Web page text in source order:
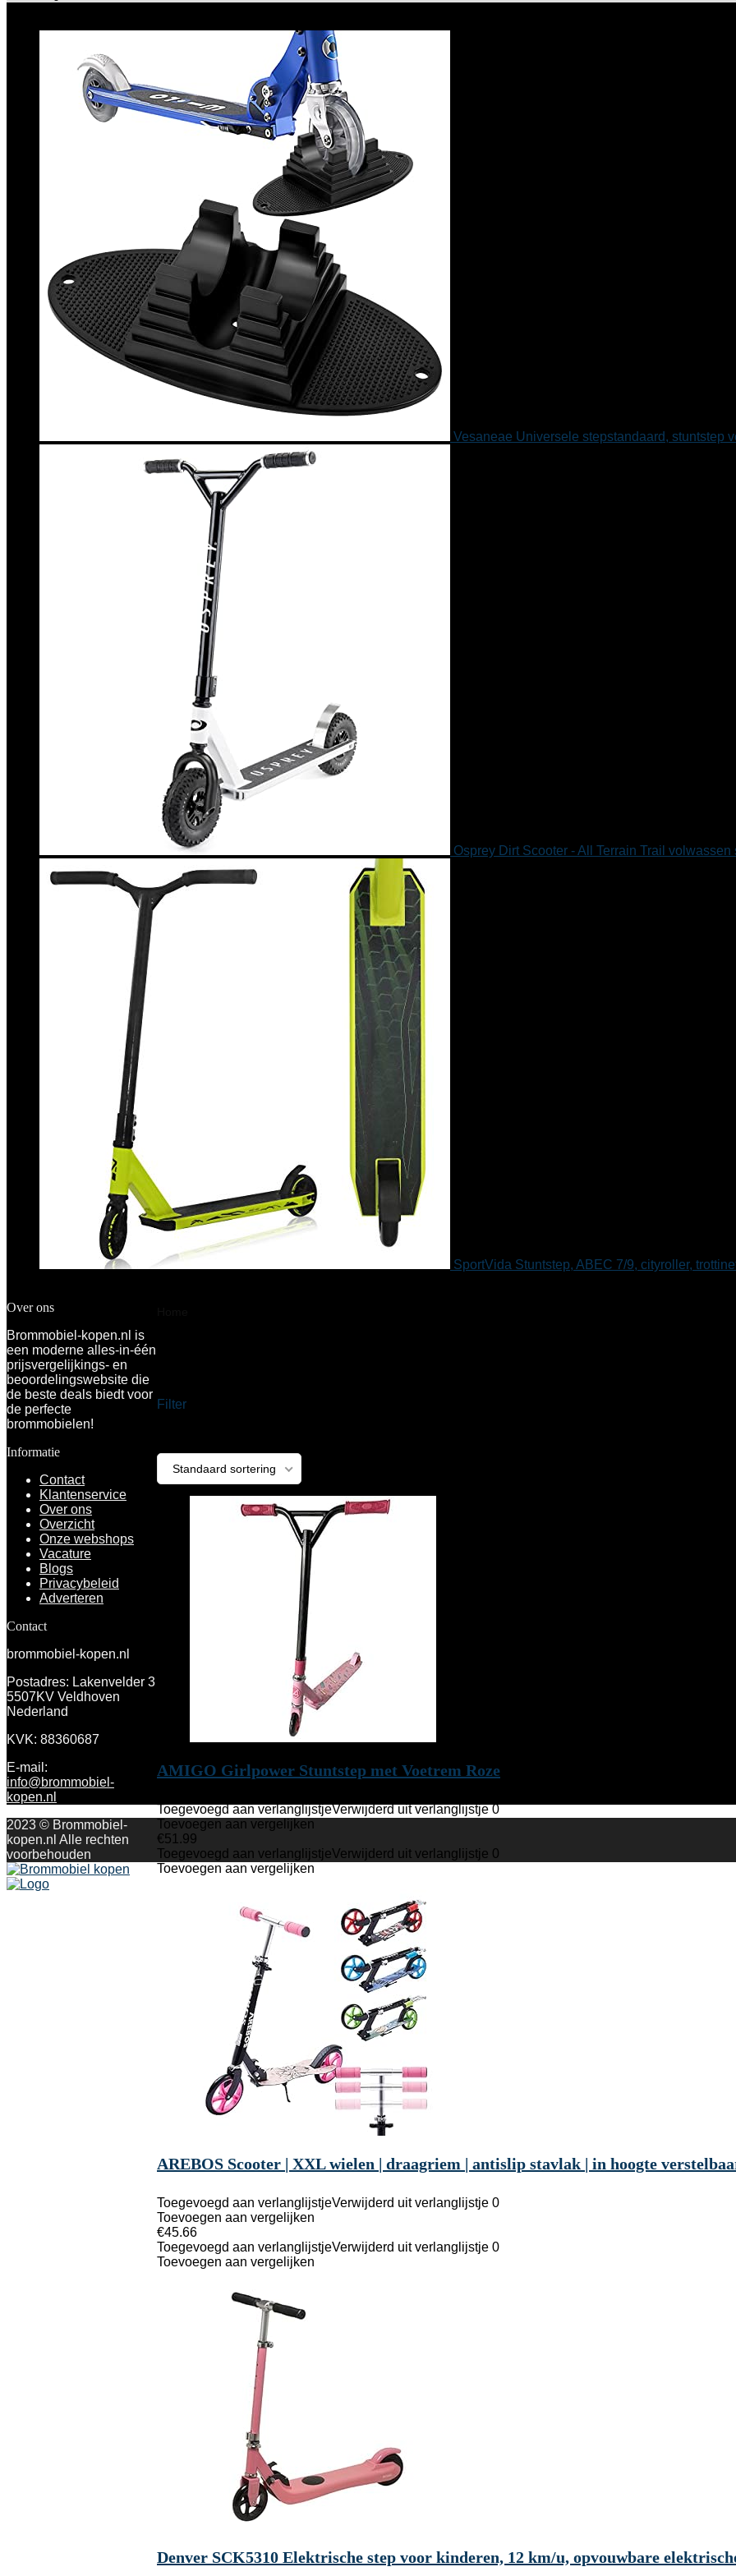
Vesaneae Universele stepstandaard, stuntstep
Osprey Dirt Scooter - All Terrain Trail
SportVida Stuntstep, ABEC 7/9, cityroller,
Filter
Standaard sortering
AMIGO Girlpower Stuntstep met Voetrem Roze
Toegevoegd aan verlanglijstjeVerwijderd uit verlanglijstje 0
Toevoegen aan vergelijken
€51.99
Toegevoegd aan verlanglijstjeVerwijderd uit verlanglijstje 0
Toevoegen aan vergelijken
AREBOS Scooter | XXL wielen | draagriem | antislip stavlak | in hoogte
Toegevoegd aan verlanglijstjeVerwijderd uit verlanglijstje 0
Toevoegen aan vergelijken
€45.66
Toegevoegd aan verlanglijstjeVerwijderd uit verlanglijstje 0
Toevoegen aan vergelijken
Denver SCK5310 Elektrische step voor kinderen, 12 km/u, opvouwbare
Over ons
Brommobiel-kopen.nl is
een moderne alles-in-één
prijsvergelijkings- en
beoordelingswebsite die
de beste deals biedt voor
de perfecte
brommobielen!
Informatie
Contact
Klantenservice
Over ons
Overzicht
Onze webshops
Vacature
Blogs
Privacybeleid
Adverteren
Contact
brommobiel-kopen.nl
Postadres: Lakenvelder 3
5507KV Veldhoven
Nederland
KVK: 88360687
E-mail:
info@brommobiel-
kopen.nl
2023 © Brommobiel-
kopen.nl Alle rechten
voorbehouden